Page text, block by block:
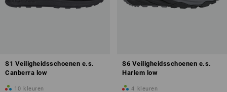
S1 Veiligheidsschoenen e.s.
Canberra low
10 kleuren
S6 Veiligheidsschoenen e.s.
Harlem low
4 kleuren